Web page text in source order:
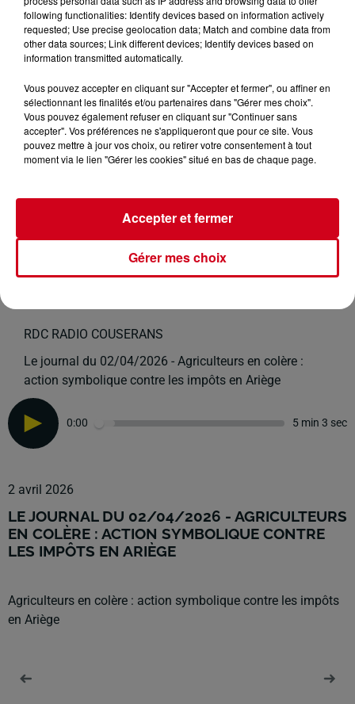
RDC RADIO COUSERANS
Le journal du 02/04/2026 - Agriculteurs en colère :
action symbolique contre les impôts en Ariège
0:00 5 min 3 sec
2 avril 2026
LE JOURNAL DU 02/04/2026 - AGRICULTEURS
EN COLÈRE : ACTION SYMBOLIQUE CONTRE
LES IMPÔTS EN ARIÈGE
Agriculteurs en colère : action symbolique contre les impôts
en Ariège
following functionalities: Identify devices based on information actively
requested; Use precise geolocation data; Match and combine data from
other data sources; Link different devices; Identify devices based on
information transmitted automatically.
Vous pouvez accepter en cliquant sur "Accepter et fermer", ou affiner en
sélectionnant les finalités et/ou partenaires dans "Gérer mes choix".
Vous pouvez également refuser en cliquant sur "Continuer sans
accepter". Vos préférences ne s'appliqueront que pour ce site. Vous
pouvez mettre à jour vos choix, ou retirer votre consentement à tout
moment via le lien "Gérer les cookies" situé en bas de chaque page.
Gérer mes choix
Accepter et fermer